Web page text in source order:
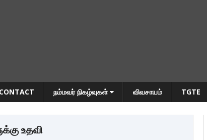
CONTACT நம்மவர் நிகழ்வுகள் விவசாயம் TGTE
உதவி